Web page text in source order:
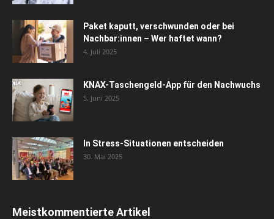
Paket kaputt, verschwunden oder bei
Nachbar:innen – Wer haftet wann?
4. Juli 2025
KNAX-Taschengeld-App für den Nachwuchs
5. Juni 2025
In Stress-Situationen entscheiden
30. Mai 2025
Meistkommentierte Artikel